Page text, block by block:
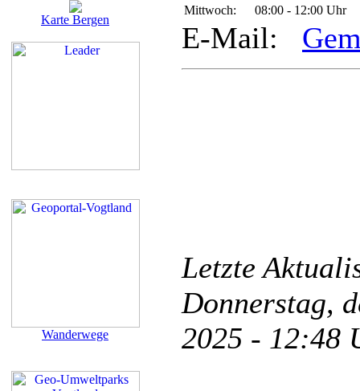
Karte Bergen
Wanderwege
Mittwoch:
08:00 - 12:00 Uhr
E-Mail:
Letzte
Donnerstag,
2025 -